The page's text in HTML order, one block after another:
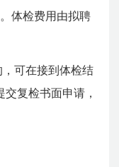
体检费用由拟聘
可在接到体检结
复检书面申请，